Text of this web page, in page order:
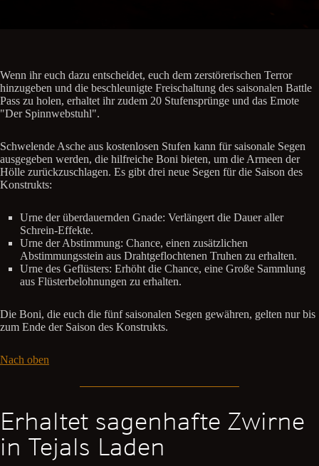
Wenn ihr euch dazu entscheidet, euch dem zerstörerischen Terror
hinzugeben und die beschleunigte Freischaltung des saisonalen Battle
Pass zu holen, erhaltet ihr zudem 20 Stufensprünge und das Emote
"Der Spinnwebstuhl".
Schwelende Asche aus kostenlosen Stufen kann für saisonale Segen
ausgegeben werden, die hilfreiche Boni bieten, um die Armeen der
Hölle zurückzuschlagen. Es gibt drei neue Segen für die Saison des
Konstrukts:
Urne der überdauernden Gnade: Verlängert die Dauer aller
Schrein-Effekte.
Urne der Abstimmung: Chance, einen zusätzlichen
Abstimmungsstein aus Drahtgeflochtenen Truhen zu erhalten.
Urne des Geflüsters: Erhöht die Chance, eine Große Sammlung
aus Flüsterbelohnungen zu erhalten.
Die Boni, die euch die fünf saisonalen Segen gewähren, gelten nur bis
zum Ende der Saison des Konstrukts.
Nach oben
Erhaltet sagenhafte Zwirne
in Tejals Laden